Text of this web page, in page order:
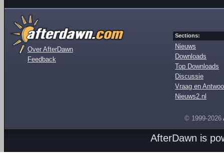
Over AfterDawn
Feedback
Sections:
Nieuws
Downloads
Top Downloads
Discussie
Vraag en
Nieuws2.nl
© 1999-2026
AfterDawn is